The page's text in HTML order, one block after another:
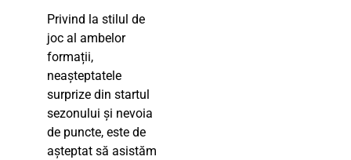
Privind la stilul de
joc al ambelor
formații,
neașteptatele
surprize din startul
sezonului și nevoia
de puncte, este de
așteptat să asistăm